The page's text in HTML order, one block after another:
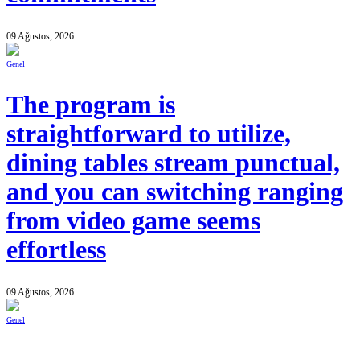
09 Ağustos, 2026
Genel
The program is
straightforward to utilize,
dining tables stream punctual,
and you can switching ranging
from video game seems
effortless
09 Ağustos, 2026
Genel